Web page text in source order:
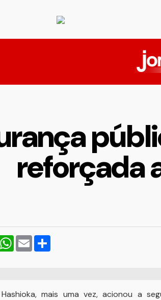
reforçada
WhatsApp
Email
mais uma vez, acionou a